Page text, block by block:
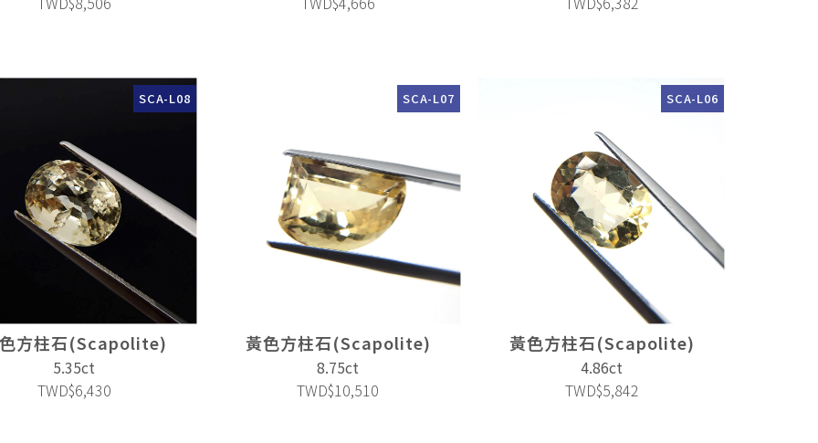
方柱石(Scapolite)
SCA-L08
5.35ct
TWD$6,430
黃色方柱石(Scapolite)
SCA-L07
8.75ct
TWD$10,510
黃色方柱石(Scapolite)
SCA-L06
4.86ct
TWD$5,842